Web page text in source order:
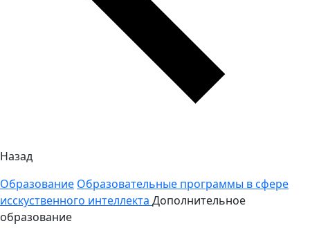
Назад
Образование Образовательные программы в сфере
исскуственного интеллекта Дополнительное
образование